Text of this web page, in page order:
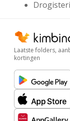
Laatste folders,
kortingen